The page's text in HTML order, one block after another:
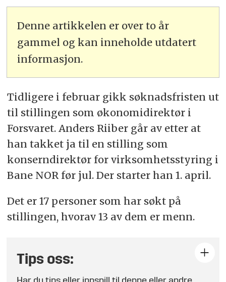
Denne artikkelen er over to år
gammel og kan inneholde utdatert
informasjon.
Tidligere i februar gikk søknadsfristen ut
til stillingen som økonomidirektør i
Forsvaret. Anders Riiber går av etter at
han takket ja til en stilling som
konserndirektør for virksomhetsstyring i
Bane NOR før jul. Der starter han 1. april.
Det er 17 personer som har søkt på
stillingen, hvorav 13 av dem er menn.
Tips oss: